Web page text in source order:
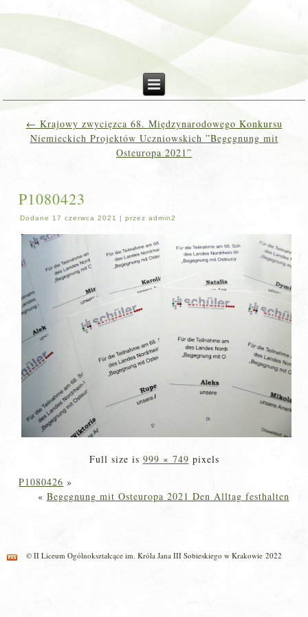
← Krajowy zwycięzca 68. Międzynarodowego Konkursu
Niemieckich Projektów Uczniowskich ”Begegnung mit
Osteuropa 2021”
P1080423
Dodane 17 czerwca 2021 |przez admin2
Full size is 999 × 749 pixels
P1080426 »
« Begegnung mit Osteuropa 2021 Den Alltag festhalten
© II Liceum Ogólnokształcące im. Króla Jana III Sobieskiego w Krakowie 2022